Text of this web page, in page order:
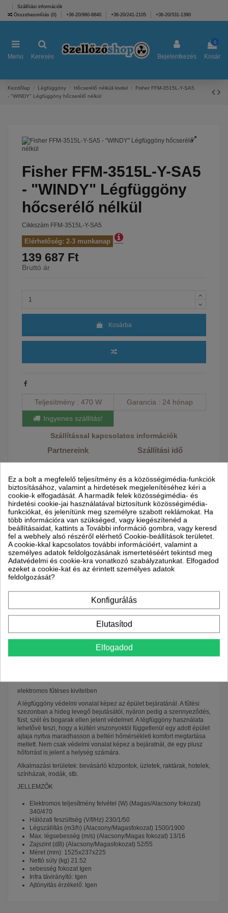
Szállítási információk
Összehasonlítás (0) +36-20/960-8840 +36-20/241-2105 +36-20/531-1390
Menu Keresés Bejelentkezés
0
Kosár
Kezdőlap Légfüggöny Hőcserélő nélküli kivitel
Fisher FFM-3515L-Y-SA5
- "WINDY" Légfüggöny hőcserélő nélkül
Fisher FFM-3515L-Y-SA5
- "WINDY" Légfüggöny
hőcserélő nélkül
Cikkszám FFM-3515L-Y-SA5
Elérhetőség: 2-3 munkanap
139 687 Ft
Bruttó ár
Kosárba
Teljesítmény 470 W Garancia
24 hónap
Ingyenes szállítás!
Szállítással kapcsolatos információk
Partnereink Szállítási idő
és 17 óra között
Termék részletei
Részletek Fisher
elektromos fűtéses kivitelben
A légfüggöny védelmi vonalat képez az épület bejáratánál. A fűtési
szezonban a hideg levegő bejutásától, nyáron pedig a szennyeződés,
füst, szél és bogarak ellen jelent védelmet. A légfüggöny használata
lehetővé teszi, hogy a kültéri viszonyoktól függetlenül egy adott épület
ajtaja nyitva maradhasson a beltéri hőmérsékleti komfort megtartása
mellett. Nem csak védelmi vonalat képez a bejáratnál, de egy plusz
hőforrást is jelent a helység számára.
Alkalmazási területek: bevásárló központok, üzletek, raktárak, hotelek,
színházak, irodák, stb.
JELLEMZŐK
Elektromos teljesítmény felvétel (W) (Magas/Alacsony fokozat)
340/470
Hálózati feszültség (V/f/Hz) 230/1/50
Légszállítás (m3/h) (Alacsony/Magasfokozat) 1500/1900
Max. légsebesség (m/s) (Alacsony/Magas fokozat) 13/16
Zajszint (dB) (Alacsony/Magasfokozat) 52/55
Méret (mm): 1525x237x225
Nettó súly (kg) 21.52
sebesség fokozat Igen
Infra távirányító: Igen
Ajtónyitás érzékelő: Igen
Ez a bolt a megfelelő teljesítmény és a közösségimédia-funkciók
biztosításához, valamint a hirdetések megjelenítéséhez kéri a
cookie-k elfogadását. A harmadik felek közösségimédia- és
hirdetési cookie-jai használatával biztosítunk közösségimédia-
funkciókat, és jelenítünk meg személyre szabott reklámokat. Ha
több információra van szükséged, vagy kiegészítenéd a
beállításaidat, kattints a További információ gombra, vagy keresd
fel a webhely alsó részéről elérhető Cookie-beállítások területet.
A cookie-kkal kapcsolatos további információért, valamint a
személyes adatok feldolgozásának ismertetéséért tekintsd meg
Adatvédelmi és cookie-kra vonatkozó szabályzatunkat. Elfogadod
ezeket a cookie-kat és az érintett személyes adatok
feldolgozását?
Konfigurálás
Elutasítod
Elfogadod